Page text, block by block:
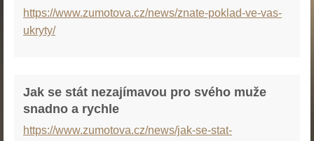
https://www.zumotova.cz/news/znate-poklad-ve-vas-
ukryty/
Jak se stát nezajímavou pro svého muže
snadno a rychle
https://www.zumotova.cz/news/jak-se-stat-